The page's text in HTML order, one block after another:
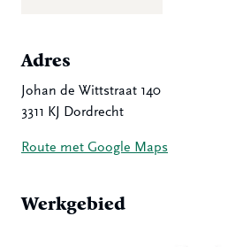
Adres
Johan de Wittstraat 140
3311 KJ Dordrecht
Route met Google Maps
Werkgebied